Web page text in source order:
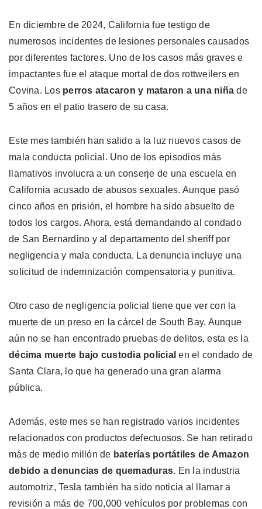
En diciembre de 2024, California fue testigo de
numerosos incidentes de lesiones personales causados
por diferentes factores. Uno de los casos más graves e
impactantes fue el ataque mortal de dos rottweilers en
Covina. Los perros atacaron y mataron a una niñade
5 años en el patio trasero de su casa.
Este mes también han salido a la luz nuevos casos de
mala conducta policial. Uno de los episodios más
llamativos involucra a un conserje de una escuela en
California acusado de abusos sexuales. Aunque pasó
cinco años en prisión, el hombre ha sido absuelto de
todos los cargos. Ahora, está demandando al condado
de San Bernardino y al departamento del sheriff por
negligencia y mala conducta. La denuncia incluye una
solicitud de indemnización compensatoria y punitiva.
Otro caso de negligencia policial tiene que ver con la
muerte de un preso en la cárcel de South Bay. Aunque
aún no se han encontrado pruebas de delitos, esta es la
décima muerte bajo custodia policial en el condado de
Santa Clara, lo que ha generado una gran alarma
pública.
Además, este mes se han registrado varios incidentes
relacionados con productos defectuosos. Se han retirado
más de medio millón de baterías portátiles de Amazon
debido a denuncias de quemaduras. En la industria
automotriz, Tesla también ha sido noticia al llamar a
revisión a más de 700,000 vehículos por problemas con